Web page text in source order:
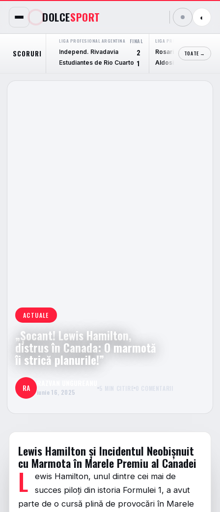
DOLCESPORT ◐
SCORURI
LIGA PROFESIONAL ARGENTINA
FINAL
Independ. Rivadavia
2
Estudiantes de Rio Cuarto 1
LIGA PROFESIONAL
Rosario Central
Aldosivi
TOATE →
ACTUALE
„Șocant! Lewis Hamilton,
distrus în Canada: O marmotă
îi strică planurile!”
RA iunie 16, 2025 5 MIN CITIRE 0 COMENTARII
Lewis Hamilton și Incidentul Neobișnuit
cu Marmota în Marele Premiu al Canadei
L
ewis Hamilton, unul dintre cei mai de
succes piloți din istoria Formulei 1, a avut
parte de o cursă plină de provocări în Marele